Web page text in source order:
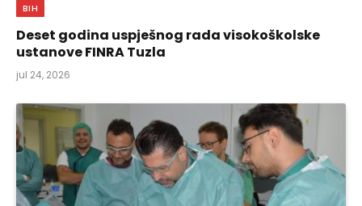
BIH
Deset godina uspješnog rada visokoškolske
ustanove FINRA Tuzla
jul 24, 2026